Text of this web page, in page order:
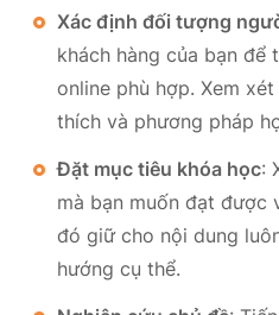
Xác định đối tượng
khách hàng của bạn để
online phù hợp. Xem
thích và phương pháp
Đặt mục tiêu khóa học:
mà bạn muốn đạt được
đó giữ cho nội dung
hướng cụ thể.